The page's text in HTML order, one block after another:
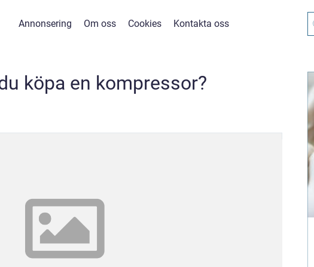
Annonsering Om oss Cookies Kontakta oss
köpa en kompressor?